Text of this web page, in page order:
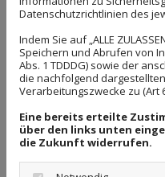
besonders differenziert
Gebäudeabriss.
Auch brauchen
Industrieabriss andere
die rechtlichen
können.
Bei uns können Sie
Datenschutzrichtlinien des
Indem Sie auf „ALLE
Speichern und Abrufen von
Abs. 1 TDDDG) sowie der
die nachfolgend
Verarbeitungszwecke zu (Art
Eine bereits erteilte
über den links unten
die Zukunft widerrufen.